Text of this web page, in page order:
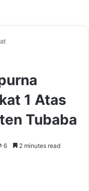
1 Atas
Tubaba
6 2 minutes read